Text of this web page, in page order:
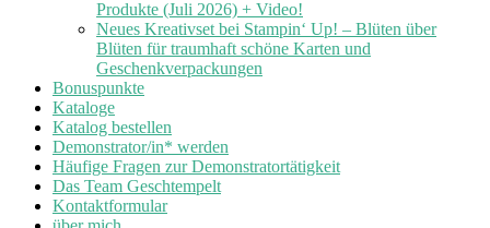
Produkte (Juli 2026) + Video!
Neues Kreativset bei Stampin‘ Up! – Blüten über
Blüten für traumhaft schöne Karten und
Geschenkverpackungen
Bonuspunkte
Kataloge
Katalog bestellen
Demonstrator/in* werden
Häufige Fragen zur Demonstratortätigkeit
Das Team Geschtempelt
Kontaktformular